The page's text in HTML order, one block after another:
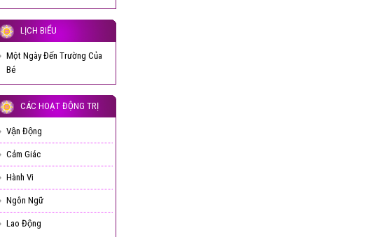
LỊCH BIỂU
Một Ngày Đến Trường Của
Bé
CÁC HOẠT ĐỘNG TRỊ
LIỆU
Vận Động
Cảm Giác
Hành Vi
Ngôn Ngữ
Lao Động